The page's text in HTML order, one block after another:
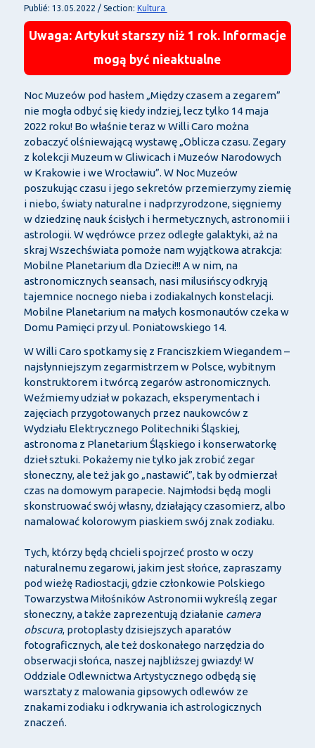
Publié: 13.05.2022 / Section: Kultura
Uwaga: Artykuł starszy niż 1 rok. Informacje
mogą być nieaktualne
Noc Muzeów pod hasłem „Między czasem a zegarem”
nie mogła odbyć się kiedy indziej, lecz tylko 14 maja
2022 roku! Bo właśnie teraz w Willi Caro można
zobaczyć olśniewającą wystawę „Oblicza czasu. Zegary
z kolekcji Muzeum w Gliwicach i Muzeów Narodowych
w Krakowie i we Wrocławiu”. W Noc Muzeów
poszukując czasu i jego sekretów przemierzymy ziemię
i niebo, światy naturalne i nadprzyrodzone, sięgniemy
w dziedzinę nauk ścisłych i hermetycznych, astronomii i
astrologii. W wędrówce przez odległe galaktyki, aż na
skraj Wszechświata pomoże nam wyjątkowa atrakcja:
Mobilne Planetarium dla Dzieci!!! A w nim, na
astronomicznych seansach, nasi milusińscy odkryją
tajemnice nocnego nieba i zodiakalnych konstelacji.
Mobilne Planetarium na małych kosmonautów czeka w
Domu Pamięci przy ul. Poniatowskiego 14.
W Willi Caro spotkamy się z Franciszkiem Wiegandem –
najsłynniejszym zegarmistrzem w Polsce, wybitnym
konstruktorem i twórcą zegarów astronomicznych.
Weźmiemy udział w pokazach, eksperymentach i
zajęciach przygotowanych przez naukowców z
Wydziału Elektrycznego Politechniki Śląskiej,
astronoma z Planetarium Śląskiego i konserwatorkę
dzieł sztuki. Pokażemy nie tylko jak zrobić zegar
słoneczny, ale też jak go „nastawić”, tak by odmierzał
czas na domowym parapecie. Najmłodsi będą mogli
skonstruować swój własny, działający czasomierz, albo
namalować kolorowym piaskiem swój znak zodiaku.
Tych, którzy będą chcieli spojrzeć prosto w oczy
naturalnemu zegarowi, jakim jest słońce, zapraszamy
pod wieżę Radiostacji, gdzie członkowie Polskiego
Towarzystwa Miłośników Astronomii wykreślą zegar
słoneczny, a także zaprezentują działanie camera
obscura, protoplasty dzisiejszych aparatów
fotograficznych, ale też doskonałego narzędzia do
obserwacji słońca, naszej najbliższej gwiazdy! W
Oddziale Odlewnictwa Artystycznego odbędą się
warsztaty z malowania gipsowych odlewów ze
znakami zodiaku i odkrywania ich astrologicznych
znaczeń.